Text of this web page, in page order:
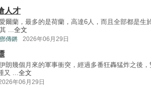
人才
爾蘭，最多的是荷蘭，高達6人，而且全部都是生
... 全文
鄧傳鏘 2026年06月29日
朗幾個月來的軍事衝突，經過多番狂轟猛炸之後，
又 ... 全文
年06月29日